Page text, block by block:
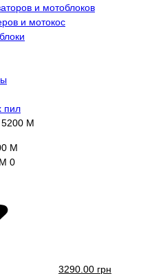
и мотоблоков
и мотокос
пил
5200 М
0
3290.00 грн